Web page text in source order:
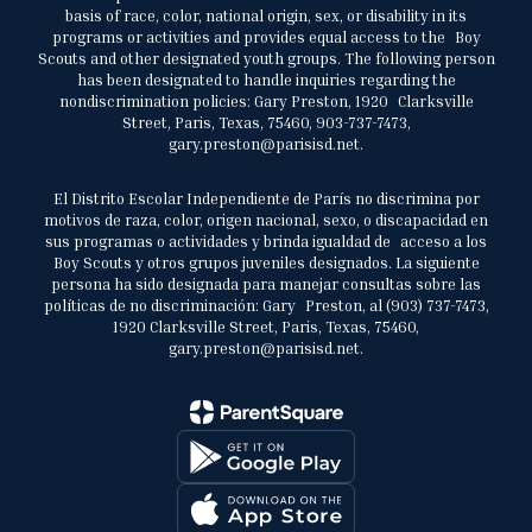
basis of race, color, national origin, sex, or disability in its
programs or activities and provides equal access to the Boy
Scouts and other designated youth groups. The following person
has been designated to handle inquiries regarding the
nondiscrimination policies: Gary Preston, 1920 Clarksville
Street, Paris, Texas, 75460, 903-737-7473,
gary.preston@parisisd.net.
El Distrito Escolar Independiente de París no discrimina por
motivos de raza, color, origen nacional, sexo, o discapacidad en
sus programas o actividades y brinda igualdad de acceso a los
Boy Scouts y otros grupos juveniles designados. La siguiente
persona ha sido designada para manejar consultas sobre las
políticas de no discriminación: Gary Preston, al (903) 737-7473,
1920 Clarksville Street, Paris, Texas, 75460,
gary.preston@parisisd.net.